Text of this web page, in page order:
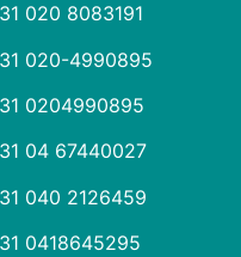
020 8083191
020-4990895
0204990895
04 67440027
040 2126459
0418645295